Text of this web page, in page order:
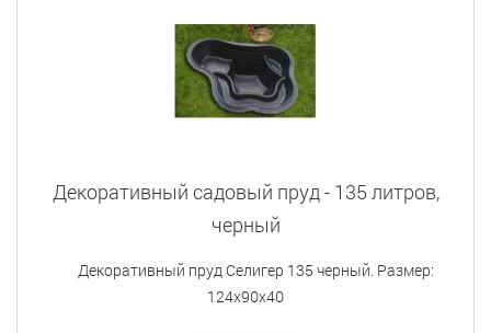
Декоративный садовый пруд - 135 литров,
черный
Декоративный пруд Селигер 135 черный. Размер:
124х90х40